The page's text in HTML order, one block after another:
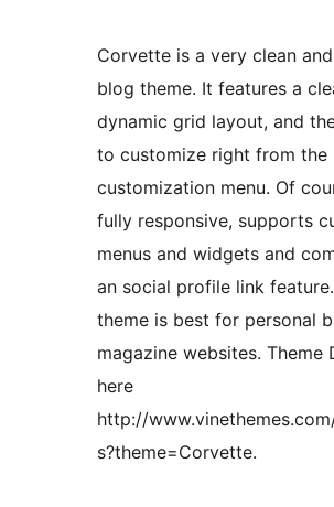
Corvette is a very clean
blog theme. It features a
dynamic grid layout, and
to customize right from the
customization menu. Of
fully responsive, supports
menus and widgets and
an social profile link
theme is best for personal
magazine websites. Theme
here
http://
s?theme=Corvette.